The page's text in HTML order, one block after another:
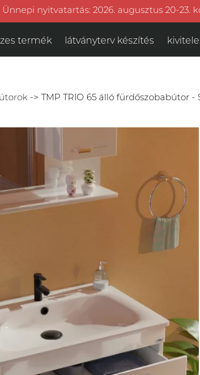
Ünnepi nyitvatartás: 2026. augusztus 20-23.
termék látványterv készítés
-> TMP TRIO 65 álló fürdőszobabútor -